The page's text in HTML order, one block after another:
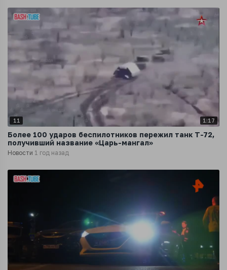
11 1:17
Более 100 ударов беспилотников пережил танк Т-72,
получивший название «Царь-мангал»
Новости 1 год назад